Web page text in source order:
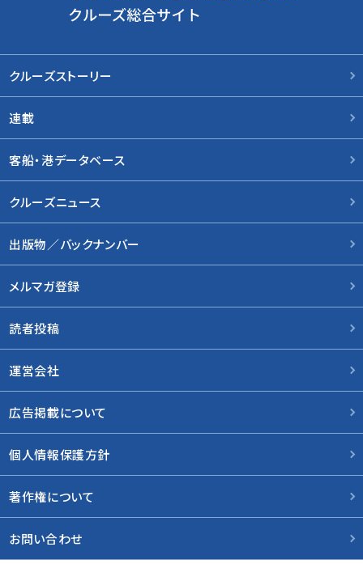
クルーズストーリー
連載
客船・港データベース
クルーズニュース
出版物／バックナンバー
メルマガ登録
読者投稿
運営会社
広告掲載について
個人情報保護方針
著作権について
お問い合わせ